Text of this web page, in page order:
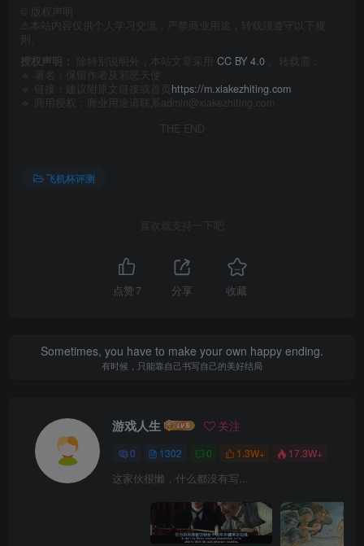
版权声明
⚠️本站内容仅供个人学习交流，严禁商业用途，转载须遵守以下规
授权声明：
除特别说明外，本站文章采用 CC BY 4.0 ， 转载需：
🔹 署名：保留作者及 邪恶天使
🔹 链接：建议附原文链接或首页 https://m.xiakezhiting.com
🔹 商用授权：商业用途请联系admin@xiakezhiting.com
THE END
飞机杯评测
喜欢就支持一下吧
点赞 7 分享 收藏
Sometimes, you have to make your own happy ending.
有时候，只能靠自己书写自己的美好结局
游戏人生 关注
0 1302 0 1.3W+ 17.3W+
这家伙很懒，什么都没有写...